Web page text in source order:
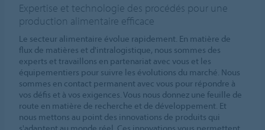
Expertise et technologie des procédés pour une
production alimentaire efficace
Le secteur alimentaire évolue rapidement. En matière de
flux de matières et d'intralogistique, nous sommes des
experts et travaillons en partenariat avec vous et les
équipementiers pour suivre les évolutions du marché. Nous
sommes en contact permanent avec vous pour répondre à
vos défis et à vos exigences. Vous nous donnez une feuille de
route en matière de recherche et de développement. Et
nous mettons au point des innovations de produits qui